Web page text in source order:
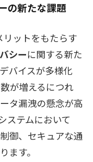
の新たな課題
ットをもたらす
シーに関する新た
バイスが多様化
が増えるにつれ
タ漏洩の懸念が高
ステムにおいて
御、セキュアな通
ます。